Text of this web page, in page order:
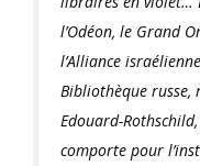
l’Odéon, le Grand
l’Alliance
Bibliothèque russe,
Edouard-
comporte pour